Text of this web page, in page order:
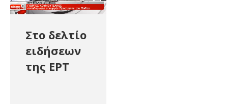
Στο δελτίο
ειδήσεων
της ΕΡΤ